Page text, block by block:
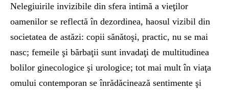
Nelegiuirile invizibile din sfera intimă a vieţilor
oamenilor se reflectă în dezordinea, haosul vizibil din
societatea de astăzi: copii sănătoşi, practic, nu se mai
nasc; femeile şi bărbaţii sunt invadaţi de multitudinea
bolilor ginecologice şi urologice; tot mai mult în viaţa
omului contemporan se înrădăcinează sentimente şi